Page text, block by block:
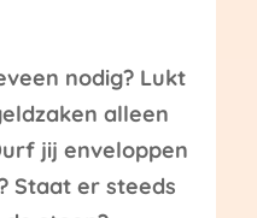
nodig? Lukt
alleen
jij enveloppen
Staat er steeds